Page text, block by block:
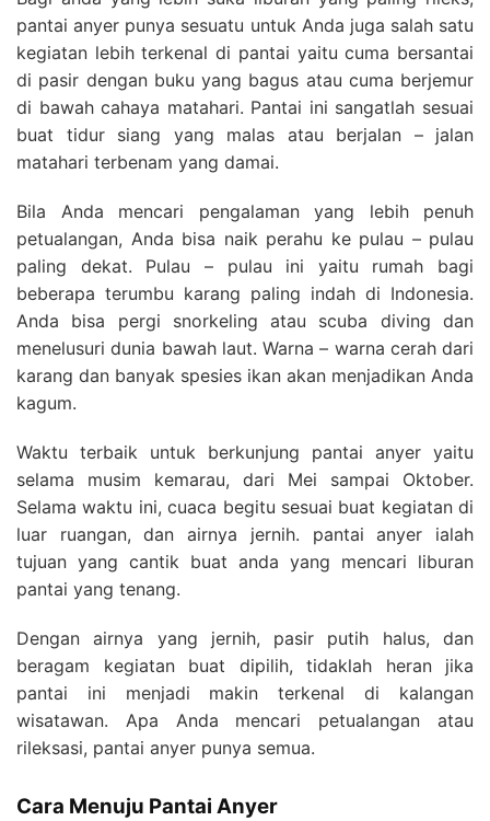
pantai anyer punya sesuatu untuk Anda juga salah satu
kegiatan lebih terkenal di pantai yaitu cuma bersantai
di pasir dengan buku yang bagus atau cuma berjemur
di bawah cahaya matahari. Pantai ini sangatlah sesuai
buat tidur siang yang malas atau berjalan – jalan
matahari terbenam yang damai.
Bila Anda mencari pengalaman yang lebih penuh
petualangan, Anda bisa naik perahu ke pulau – pulau
paling dekat. Pulau – pulau ini yaitu rumah bagi
beberapa terumbu karang paling indah di Indonesia.
Anda bisa pergi snorkeling atau scuba diving dan
menelusuri dunia bawah laut. Warna – warna cerah dari
karang dan banyak spesies ikan akan menjadikan Anda
kagum.
Waktu terbaik untuk berkunjung pantai anyer yaitu
selama musim kemarau, dari Mei sampai Oktober.
Selama waktu ini, cuaca begitu sesuai buat kegiatan di
luar ruangan, dan airnya jernih. pantai anyer ialah
tujuan yang cantik buat anda yang mencari liburan
pantai yang tenang.
Dengan airnya yang jernih, pasir putih halus, dan
beragam kegiatan buat dipilih, tidaklah heran jika
pantai ini menjadi makin terkenal di kalangan
wisatawan. Apa Anda mencari petualangan atau
rileksasi, pantai anyer punya semua.
Cara Menuju Pantai Anyer